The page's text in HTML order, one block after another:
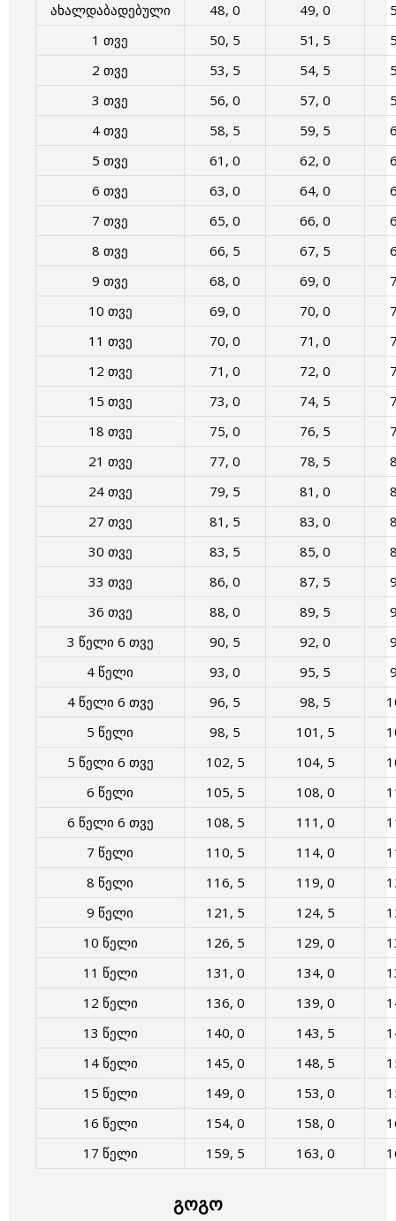
ახალდაბადებული 48, 0 49, 0
1 თვე
50, 5 51, 5
2 თვე
53, 5 54, 5
3 თვე
56, 0 57, 0
4 თვე
58, 5 59, 5
5 თვე
61, 0 62, 0
6 თვე
63, 0 64, 0
7 თვე
65, 0 66, 0
8 თვე
66, 5 67, 5
9 თვე
68, 0 69, 0
10 თვე
69, 0 70, 0
11 თვე
70, 0 71, 0
12 თვე
71, 0 72, 0
15 თვე
73, 0 74, 5
18 თვე
75, 0 76, 5
21 თვე
77, 0 78, 5
24 თვე
79, 5 81, 0
27 თვე
81, 5 83, 0
30 თვე
83, 5 85, 0
33 თვე
86, 0 87, 5
36 თვე
88, 0 89, 5
3 წელი 6 თვე
90, 5 92, 0
4 წელი
93, 0 95, 5
4 წელი 6 თვე
96, 5 98, 5
5 წელი
98, 5 101, 5
5 წელი 6 თვე
102, 5 104, 5
6 წელი
105, 5 108, 0
6 წელი 6 თვე
108, 5 111, 0
7 წელი
110, 5 114, 0
8 წელი
116, 5 119, 0
9 წელი
121, 5 124, 5
10 წელი
126, 5 129, 0
11 წელი
131, 0 134, 0
12 წელი
136, 0 139, 0
13 წელი
140, 0 143, 5
14 წელი
145, 0 148, 5
15 წელი
149, 0 153, 0
16 წელი
154, 0 158, 0
17 წელი
159, 5 163, 0
გოგო